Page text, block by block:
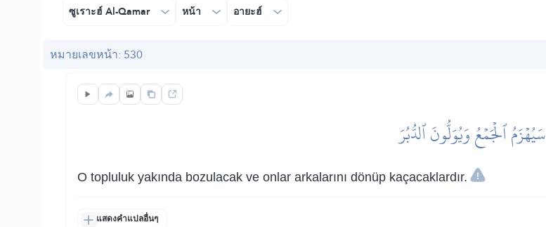
ซูเราะฮ์ Al-Qamar หน้า อายะฮ์
หมายเลขหน้า: 530
سَيُهۡزَمُ ٱلۡجَمۡعُ وَيُوَلُّونَ ٱلدُّبُرَ
O topluluk yakında bozulacak ve onlar arkalarını dönüp kaçacaklardır.
แสดงคำแปลอื่นๆ